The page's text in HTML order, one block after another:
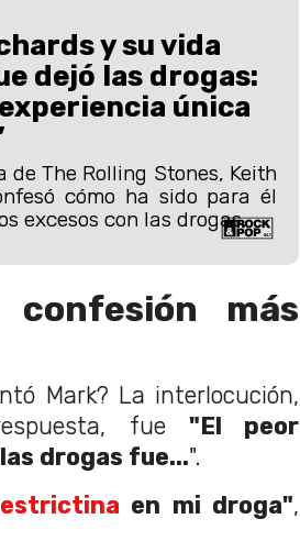
y su vida
dejó las drogas:
única
de The Rolling Stones, Keith
cómo ha sido para él
excesos con las drogas.
más
Mark? La interlocución,
fue "El peor
drogas fue...".
estrictina en mi droga",